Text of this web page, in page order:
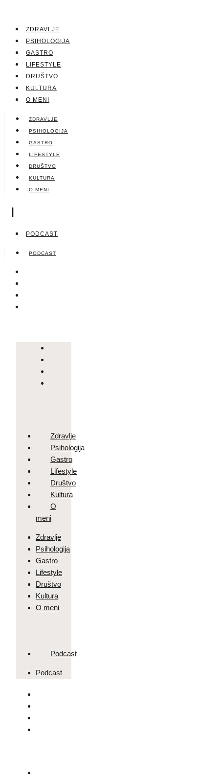
ZDRAVLJE
PSIHOLOGIJA
GASTRO
LIFESTYLE
DRUŠTVO
KULTURA
O MENI
ZDRAVLJE
PSIHOLOGIJA
GASTRO
LIFESTYLE
DRUŠTVO
KULTURA
O MENI
|
PODCAST
PODCAST
Zdravlje
Psihologija
Gastro
Lifestyle
Društvo
Kultura
O
meni
Zdravlje
Psihologija
Gastro
Lifestyle
Društvo
Kultura
O meni
Podcast
Podcast